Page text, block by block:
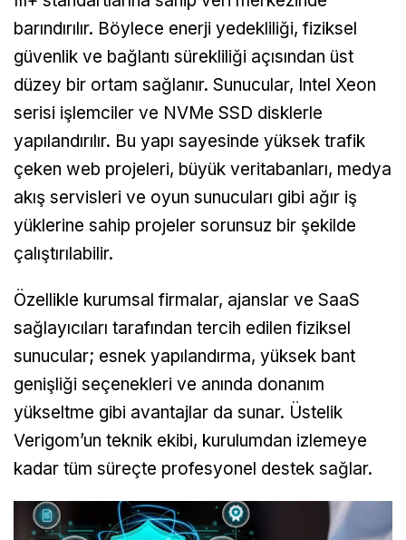
barındırılır. Böylece enerji yedekliliği, fiziksel
güvenlik ve bağlantı sürekliliği açısından üst
düzey bir ortam sağlanır. Sunucular, Intel Xeon
serisi işlemciler ve NVMe SSD disklerle
yapılandırılır. Bu yapı sayesinde yüksek trafik
çeken web projeleri, büyük veritabanları, medya
akış servisleri ve oyun sunucuları gibi ağır iş
yüklerine sahip projeler sorunsuz bir şekilde
çalıştırılabilir.
Özellikle kurumsal firmalar, ajanslar ve SaaS
sağlayıcıları tarafından tercih edilen fiziksel
sunucular; esnek yapılandırma, yüksek bant
genişliği seçenekleri ve anında donanım
yükseltme gibi avantajlar da sunar. Üstelik
Verigom’un teknik ekibi, kurulumdan izlemeye
kadar tüm süreçte profesyonel destek sağlar.